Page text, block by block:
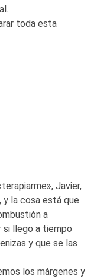
toda esta
Javier,
y la cosa está que
a
si llego a tiempo
y que se las
los márgenes y